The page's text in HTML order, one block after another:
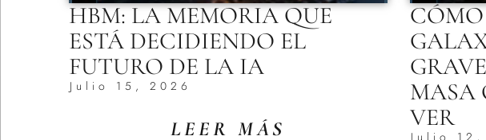
HBM: LA MEMORIA QUE
ESTÁ DECIDIENDO EL
FUTURO DE LA IA
Julio 15, 2026
LEER MÁS
CÓMO
MASA
VER
Julio 12,